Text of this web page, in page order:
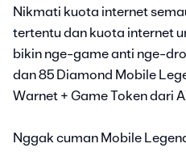
Nikmati kuota internet
tertentu dan kuota internet
bikin nge-game anti nge-
dan 85 Diamond Mobile
Warnet + Game Token dari
Nggak cuman Mobile